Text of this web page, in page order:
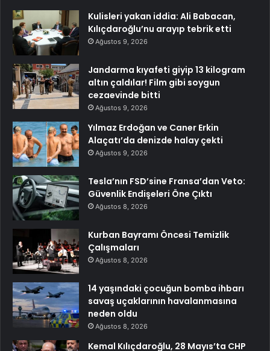
Kulisleri yakan iddia: Ali Babacan,
Kılıçdaroğlu’nu arayıp tebrik etti
Ağustos 9, 2026
Jandarma kıyafeti giyip 13 kilogram
altın çaldılar! Film gibi soygun
cezaevinde bitti
Ağustos 9, 2026
Yılmaz Erdoğan ve Caner Erkin
Alaçatı’da denizde halay çekti
Ağustos 9, 2026
Tesla’nın FSD’sine Fransa’dan Veto:
Güvenlik Endişeleri Öne Çıktı
Ağustos 8, 2026
Kurban Bayramı Öncesi Temizlik
Çalışmaları
Ağustos 8, 2026
14 yaşındaki çocuğun bomba ihbarı
savaş uçaklarının havalanmasına
neden oldu
Ağustos 8, 2026
Kemal Kılıçdaroğlu, 28 Mayıs’ta CHP